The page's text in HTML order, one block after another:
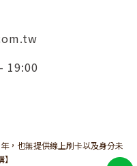
19:00
，也無提供線上刷卡以及身分未